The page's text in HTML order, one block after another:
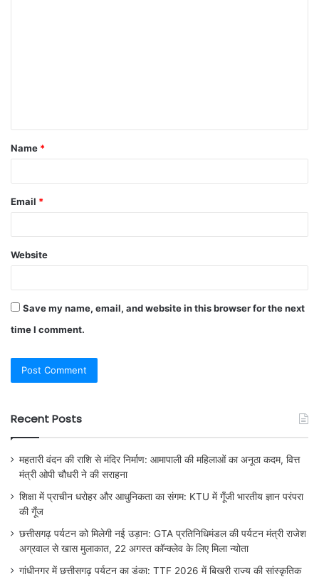
Name *
Email *
Website
Save my name, email, and website in this browser for the next
time I comment.
Recent Posts
महतारी वंदन की राशि से मंदिर निर्माण: आमापाली की महिलाओं का अनूठा कदम, वित्त
मंत्री ओपी चौधरी ने की सराहना
शिक्षा में प्राचीन धरोहर और आधुनिकता का संगम: KTU में गूँजी भारतीय ज्ञान परंपरा
की गूँज
छत्तीसगढ़ पर्यटन को मिलेगी नई उड़ान: GTA प्रतिनिधिमंडल की पर्यटन मंत्री राजेश
अग्रवाल से खास मुलाकात, 22 अगस्त कॉन्क्लेव के लिए मिला न्योता
गांधीनगर में छत्तीसगढ़ पर्यटन का डंका: TTF 2026 में बिखरी राज्य की सांस्कृतिक